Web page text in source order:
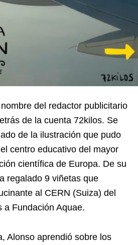
del redactor publicitario
de la cuenta 72kilos. Se
de la ilustración que pudo
centro educativo del mayor
científica de Europa. De su
regalado 9 viñetas que
al CERN (Suiza) del
a Fundación Aquae.
Alonso aprendió sobre los